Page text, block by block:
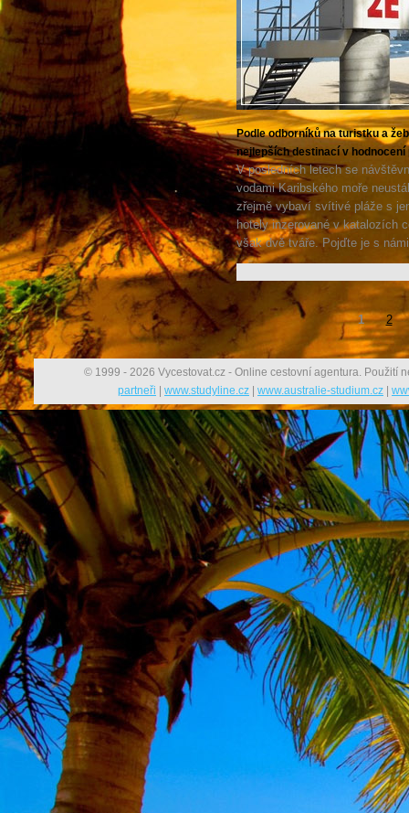
Podle odborníků na turistku a
nejlepších destinací v
V posledních letech se
vodami Karibského moře
zřejmě vybaví svítivé pláže s
hotely inzerované v katalozích
však dvě tváře. Pojďte je s
1 2
© 1999 - 2026 Vycestovat.cz - Online cestovní agentura. Použití
partneři | www.studyline.cz | www.australie-studium.cz |